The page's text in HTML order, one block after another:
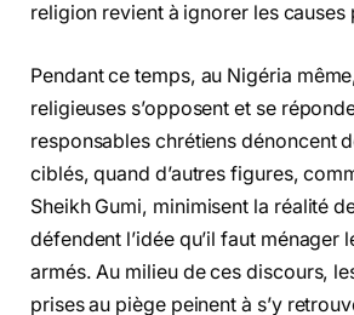
religion revient à ignorer les causes
Pendant ce temps, au Nigéria
religieuses s’opposent et se
responsables chrétiens dénoncent
ciblés, quand d’autres figures,
Sheikh Gumi, minimisent la réalité
défendent l’idée qu’il faut ménager
armés. Au milieu de ces discours,
prises au piège peinent à s’y